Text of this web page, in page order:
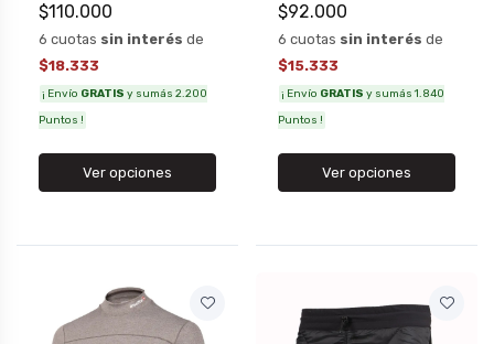
$110.000
6 cuotas sin interés de
$18.333
¡ Envío GRATIS y sumás 2.200
Puntos !
Ver opciones
$92.000
6 cuotas sin interés de
$15.333
¡ Envío GRATIS y sumás 1.840
Puntos !
Ver opciones